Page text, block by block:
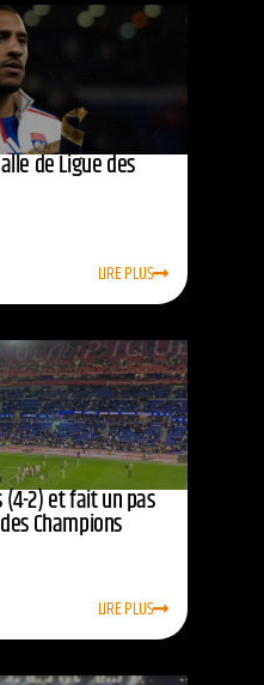
de Ligue des
LIRE PLUS
(4-2) et fait un pas
Champions
LIRE PLUS